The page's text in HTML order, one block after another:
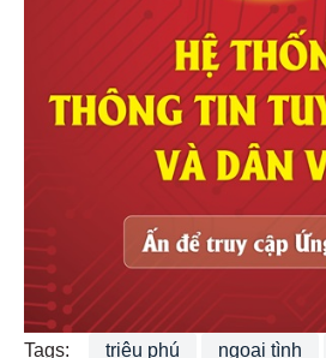
Tags: triệu phú ngoại tình